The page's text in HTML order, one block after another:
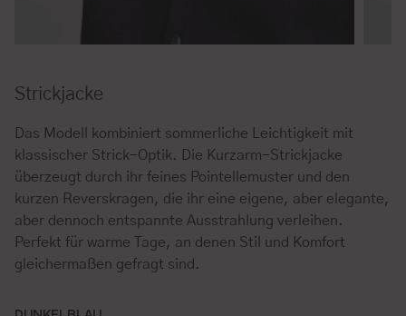
Strickjacke
Das Modell kombiniert sommerliche Leichtigkeit mit
klassischer Strick-Optik. Die Kurzarm-Strickjacke
überzeugt durch ihr feines Pointellemuster und den
kurzen Reverskragen, die ihr eine eigene, aber elegante,
aber dennoch entspannte Ausstrahlung verleihen.
Perfekt für warme Tage, an denen Stil und Komfort
gleichermaßen gefragt sind.